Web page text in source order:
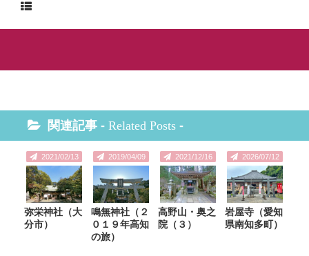
関連記事 - Related Posts -
2021/02/13
弥栄神社（大
分市）
2019/04/09
鳴無神社（２
０１９年高知
の旅）
2021/12/16
高野山・奥之
院（３）
2026/07/12
岩屋寺（愛知
県南知多町）